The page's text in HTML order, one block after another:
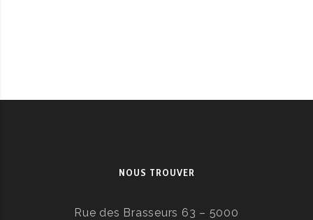
NOUS TROUVER
Rue des Brasseurs 63 – 5000